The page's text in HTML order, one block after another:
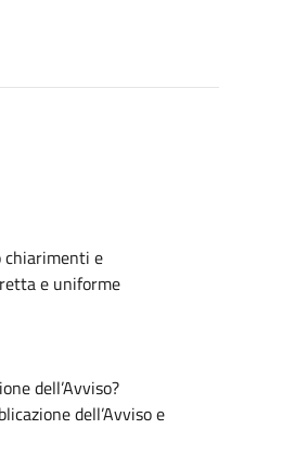
chiarimenti e
e uniforme
dell’Avviso?
dell’Avviso e